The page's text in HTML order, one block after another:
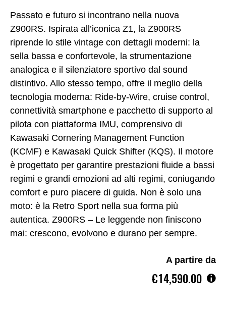
Passato e futuro si incontrano nella nuova
Z900RS. Ispirata all’iconica Z1, la Z900RS
riprende lo stile vintage con dettagli moderni: la
sella bassa e confortevole, la strumentazione
analogica e il silenziatore sportivo dal sound
distintivo. Allo stesso tempo, offre il meglio della
tecnologia moderna: Ride-by-Wire, cruise control,
connettività smartphone e pacchetto di supporto al
pilota con piattaforma IMU, comprensivo di
Kawasaki Cornering Management Function
(KCMF) e Kawasaki Quick Shifter (KQS). Il motore
è progettato per garantire prestazioni fluide a bassi
regimi e grandi emozioni ad alti regimi, coniugando
comfort e puro piacere di guida. Non è solo una
moto: è la Retro Sport nella sua forma più
autentica. Z900RS – Le leggende non finiscono
mai: crescono, evolvono e durano per sempre.
A partire da
€14,590.00